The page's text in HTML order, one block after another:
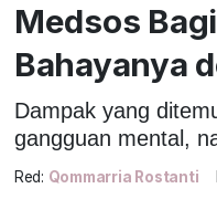
Medsos
Bahayanya
Dampak yang
gangguan mental,
Red: Qommarria Rostanti